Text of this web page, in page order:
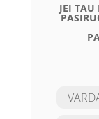
JEI TAU